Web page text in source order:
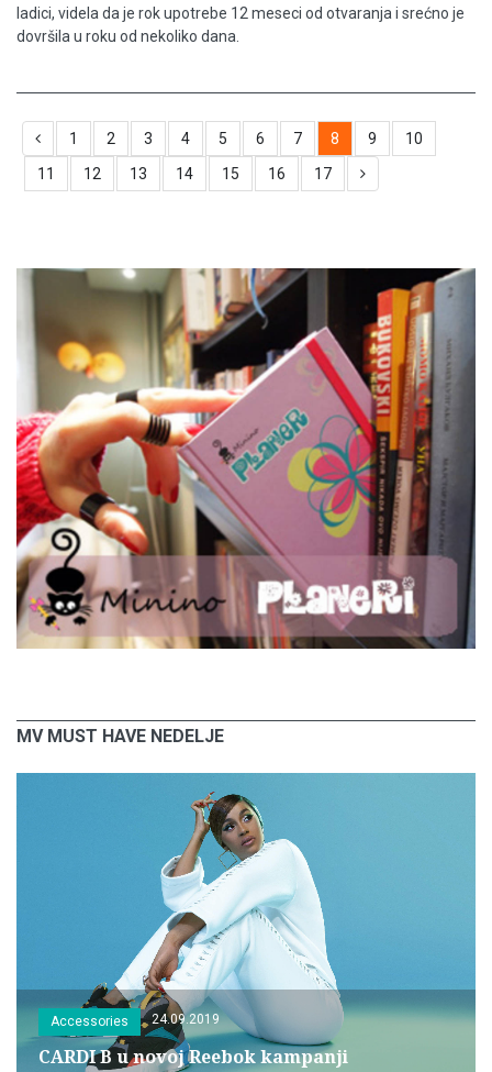
ladici, videla da je rok upotrebe 12 meseci od otvaranja i srećno je
dovršila u roku od nekoliko dana.
1 2 3 4 5 6 7 8 9
10
11
12 13 14 15 16 17
MV MUST HAVE NEDELJE
Accessories 24.09.2019
CARDI B u novoj Reebok kampanji